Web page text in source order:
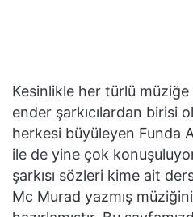
Kesinlikle her türlü müziğe
ender şarkıcılardan birisi
herkesi büyüleyen Funda
ile de yine çok
şarkısı sözleri kime ait
Mc Murad yazmış